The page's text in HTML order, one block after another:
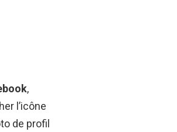
,
l’icône
de profil